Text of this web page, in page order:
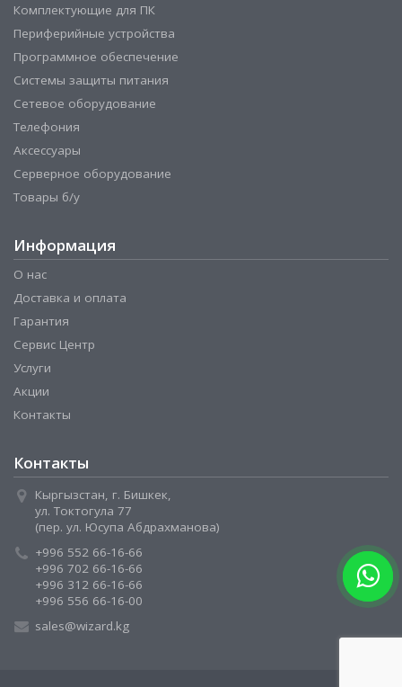
Комплектующие для ПК
Периферийные устройства
Программное обеспечение
Системы защиты питания
Сетевое оборудование
Телефония
Аксессуары
Серверное оборудование
Товары б/у
Информация
О нас
Доставка и оплата
Гарантия
Сервис Центр
Услуги
Акции
Контакты
Контакты
Кыргызстан, г. Бишкек,
ул. Токтогула 77
(пер. ул. Юсупа Абдрахманова)
+996 552 66-16-66
+996 702 66-16-66
+996 312 66-16-66
+996 556 66-16-00
sales@wizard.kg